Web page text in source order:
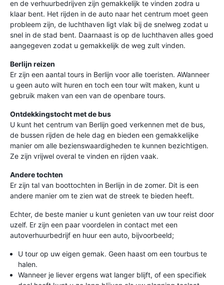
en de verhuurbedrijven zijn gemakkelijk te vinden zodra u
klaar bent. Het rijden in de auto naar het centrum moet geen
probleem zijn, de luchthaven ligt vlak bij de snelweg zodat u
snel in de stad bent. Daarnaast is op de luchthaven alles goed
aangegeven zodat u gemakkelijk de weg zult vinden.
Berlijn reizen
Er zijn een aantal tours in Berlijn voor alle toeristen. AWanneer
u geen auto wilt huren en toch een tour wilt maken, kunt u
gebruik maken van een van de openbare tours.
Ontdekkingstocht met de bus
U kunt het centrum van Berlijn goed verkennen met de bus,
de bussen rijden de hele dag en bieden een gemakkelijke
manier om alle bezienswaardigheden te kunnen bezichtigen.
Ze zijn vrijwel overal te vinden en rijden vaak.
Andere tochten
Er zijn tal van boottochten in Berlijn in de zomer. Dit is een
andere manier om te zien wat de streek te bieden heeft.
Echter, de beste manier u kunt genieten van uw tour reist door
uzelf. Er zijn een paar voordelen in contact met een
autoverhuurbedrijf en huur een auto, bijvoorbeeld;
U tour op uw eigen gemak. Geen haast om een tourbus te
halen.
Wanneer je liever ergens wat langer blijft, of een specifiek